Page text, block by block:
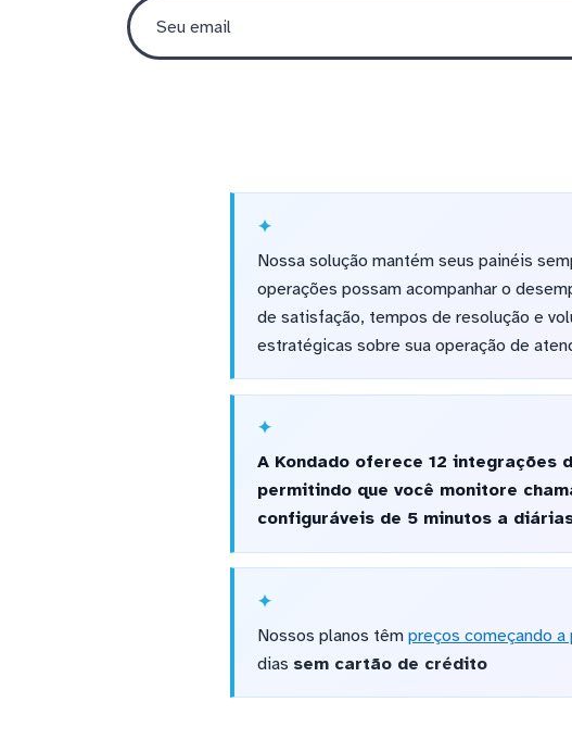
Nossa solução mantém seus painéis
operações possam acompanhar o
de satisfação, tempos de resolução e
estratégicas sobre sua operação de
A Kondado oferece 12 integrações
permitindo que você monitore
configuráveis de 5 minutos a
Nossos planos têm preços começando a
dias sem cartão de crédito